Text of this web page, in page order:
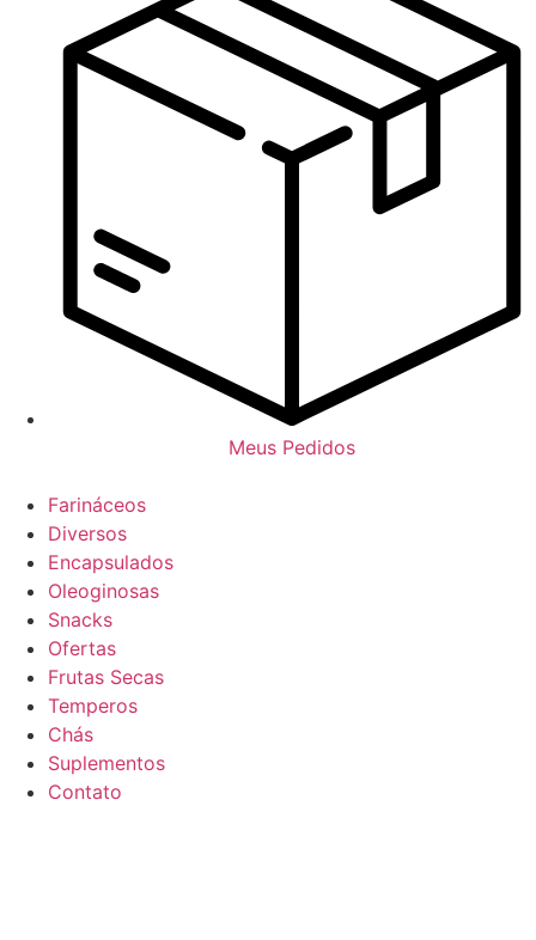
Meus Pedidos
Farináceos
Diversos
Encapsulados
Oleoginosas
Snacks
Ofertas
Frutas Secas
Temperos
Chás
Suplementos
Contato